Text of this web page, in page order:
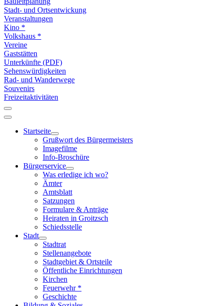
Stadt- und Ortsentwickung
Veranstaltungen
Kino *
Volkshaus *
Vereine
Gaststätten
Unterkünfte (PDF)
Sehenswürdigkeiten
Rad- und Wanderwege
Souvenirs
Freizeitaktivitäten
Startseite
Grußwort des Bürgermeisters
Imagefilme
Info-Broschüre
Bürgerservice
Was erledige ich wo?
Ämter
Amtsblatt
Satzungen
Formulare & Anträge
Heiraten in Groitzsch
Schiedsstelle
Stadt
Stadtrat
Stellenangebote
Stadtgebiet & Ortsteile
Öffentliche Einrichtungen
Kirchen
Feuerwehr *
Geschichte